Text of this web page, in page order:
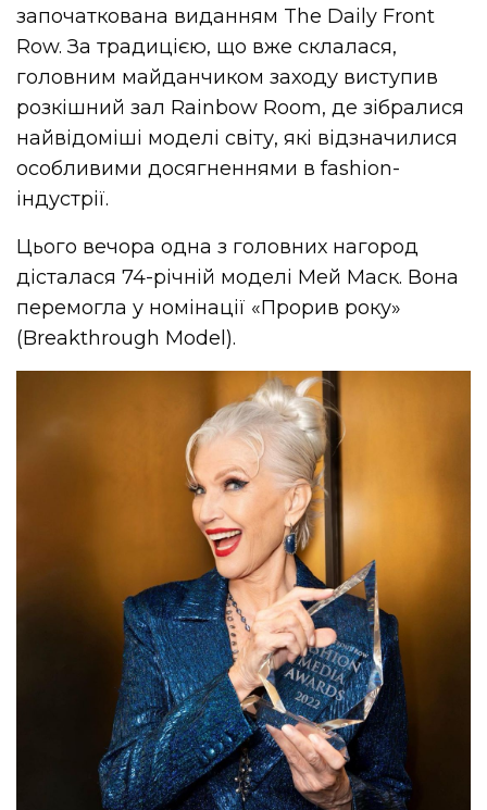
започаткована виданням The Daily Front
Row. За традицією, що вже склалася,
головним майданчиком заходу виступив
розкішний зал Rainbow Room, де зібралися
найвідоміші моделі світу, які відзначилися
особливими досягненнями в fashion-
індустрії.
Цього вечора одна з головних нагород
дісталася 74-річній моделі Мей Маск. Вона
перемогла у номінації «Прорив року»
(Breakthrough Model).